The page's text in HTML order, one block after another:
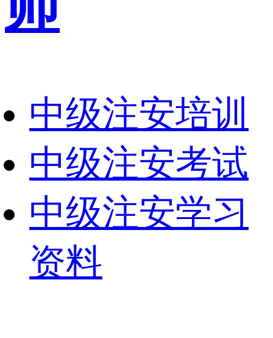
中级注安培训
中级注安考试
中级注安学习
资料